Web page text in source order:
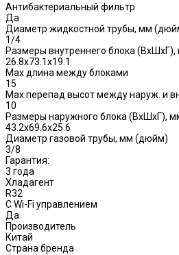
Антибактериальный фильтр
Да
Диаметр жидкостной трубы, мм
1/4
Размеры внутреннего блока (ВхШхГ),
26.8x73.1x19.1
Max длина между блоками
15
Max перепад высот между наруж. и
10
Размеры наружного блока (ВхШхГ),
43.2x69.6x25.6
Диаметр газовой трубы, мм (дюйм)
3/8
Гарантия:
3 года
Хладагент
R32
С Wi-Fi управлением
Да
Производитель
Китай
Страна бренда